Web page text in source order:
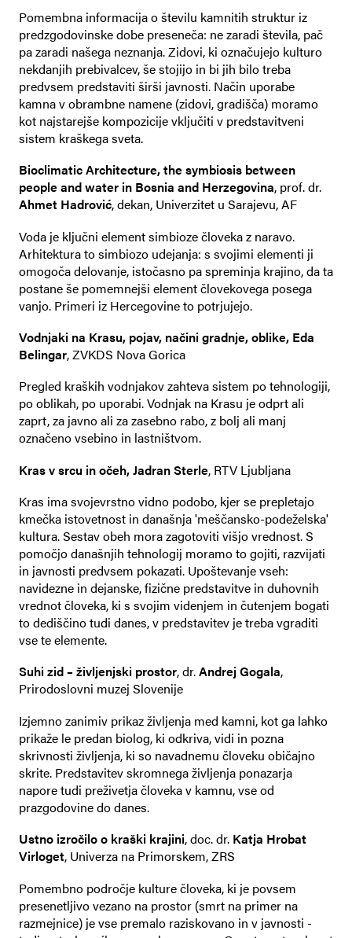
Pomembna informacija o številu kamnitih struktur iz
predzgodovinske dobe preseneča: ne zaradi števila, pač
pa zaradi našega neznanja. Zidovi, ki označujejo kulturo
nekdanjih prebivalcev, še stojijo in bi jih bilo treba
predvsem predstaviti širši javnosti. Način uporabe
kamna v obrambne namene (zidovi, gradišča) moramo
kot najstarejše kompozicije vključiti v predstavitveni
sistem kraškega sveta.
Bioclimatic Architecture, the symbiosis between
people and water in Bosnia and Herzegovina, prof. dr.
Ahmet Hadrović, dekan, Univerzitet u Sarajevu, AF
Voda je ključni element simbioze človeka z naravo.
Arhitektura to simbiozo udejanja: s svojimi elementi ji
omogoča delovanje, istočasno pa spreminja krajino, da ta
postane še pomemnejši element človekovega posega
vanjo. Primeri iz Hercegovine to potrjujejo.
Vodnjaki na Krasu, pojav, načini gradnje, oblike, Eda
Belingar, ZVKDS Nova Gorica
Pregled kraških vodnjakov zahteva sistem po tehnologiji,
po oblikah, po uporabi. Vodnjak na Krasu je odprt ali
zaprt, za javno ali za zasebno rabo, z bolj ali manj
označeno vsebino in lastništvom.
Kras v srcu in očeh, Jadran Sterle, RTV Ljubljana
Kras ima svojevrstno vidno podobo, kjer se prepletajo
kmečka istovetnost in današnja 'meščansko-podeželska'
kultura. Sestav obeh mora zagotoviti višjo vrednost. S
pomočjo današnjih tehnologij moramo to gojiti, razvijati
in javnosti predvsem pokazati. Upoštevanje vseh:
navidezne in dejanske, fizične predstavitve in duhovnih
vrednot človeka, ki s svojim videnjem in čutenjem bogati
to dediščino tudi danes, v predstavitev je treba vgraditi
vse te elemente.
Suhi zid – življenjski prostor, dr.Andrej Gogala,
Prirodoslovni muzej Slovenije
Izjemno zanimiv prikaz življenja med kamni, kot ga lahko
prikaže le predan biolog, ki odkriva, vidi in pozna
skrivnosti življenja, ki so navadnemu človeku običajno
skrite. Predstavitev skromnega življenja ponazarja
napore tudi preživetja človeka v kamnu, vse od
prazgodovine do danes.
Ustno izročilo o kraški krajini, doc. dr. Katja Hrobat
Virloget, Univerza na Primorskem, ZRS
Pomembno področje kulture človeka, ki je povsem
presenetljivo vezano na prostor (smrt na primer na
razmejnice) je vse premalo raziskovano in v javnosti -